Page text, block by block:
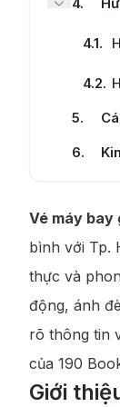
4.1.
4.2.
5.
6.
Vé máy bay
bình với Tp.
thực và
động, ánh
rõ thông tin
của 190
Giới